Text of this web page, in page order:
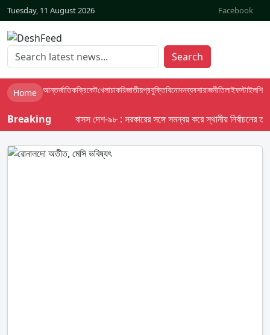
Tuesday, 11 August 2026 Facebook
Search
Home আন্তর্জাতিকক্রিকেটখেলাচাকরিজাতীয়প্রযুক্তিবিনোদনব্যবসারাজনীতিলাইফস্টাইলশিক্ষা
Breaking বাসস দেশ-৯৮ : সরকারের সঙ্গে সমন্বয় করে স্থানীয় নির্বাচনের